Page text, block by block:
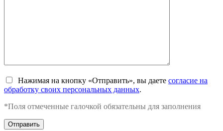
Нажимая на кнопку «Отправить», вы даете согласие на
обработку своих персональных данных.
*Поля отмеченные галочкой обязательны для заполнения